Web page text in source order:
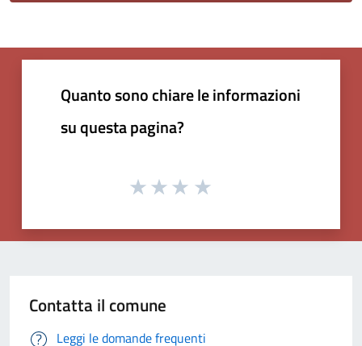
Quanto sono chiare le informazioni
su questa pagina?
Contatta il comune
Leggi le domande frequenti